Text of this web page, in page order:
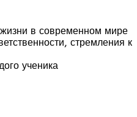
жизни в современном мире
стремления к
ученика